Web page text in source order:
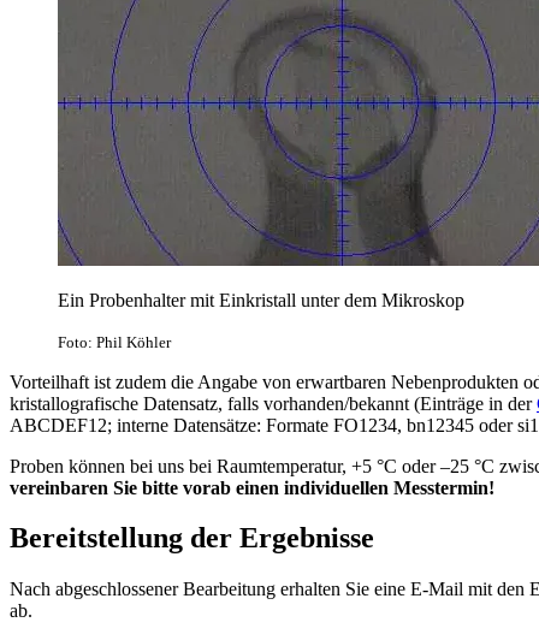
Ein Probenhalter mit Einkristall unter dem Mikroskop
Foto: Phil Köhler
Vorteilhaft ist zudem die Angabe von erwartbaren Nebenprodukten
kristallografische Datensatz, falls vorhanden/bekannt (Einträge in der
ABCDEF12; interne Datensätze: Formate FO1234, bn12345 oder
Proben können bei uns bei Raumtemperatur, +5 °C oder –25 °C
vereinbaren Sie bitte vorab einen individuellen Messtermin!
Bereitstellung der Ergebnisse
Nach abgeschlossener Bearbeitung erhalten Sie eine E-Mail mit
ab.